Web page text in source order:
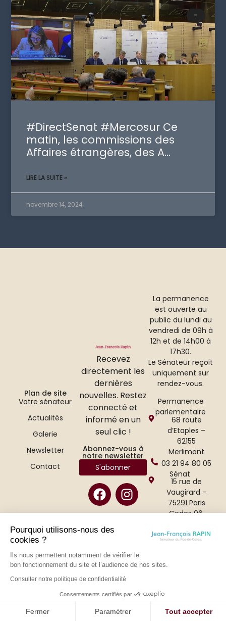
Pourquoi utilisons-nous des
cookies ?
Ils nous permettent notamment de vérifier le
bon fonctionnement du site et l’audience de nos sites.
Consulter notre politique de confidentialité
Consentements certifiés par
Fermer Paramétrer Tout accepter
-
#DirectSenat #Mercosur Ce
matin, les commissions des
Affaires étrangères, des A…
LIRE LA SUITE »
novembre 14, 2024
Recevez
directement les
dernières
nouvelles. Restez
connecté et
informé en un
seul clic !
Abonnez-vous à
notre newsletter
S'abonner
La permanence
est ouverte au
public du lundi au
vendredi de 09h à
12h et de 14h00 à
17h30.
Le Sénateur reçoit
uniquement sur
rendez-vous.
Permanence
parlementaire
68 route
d’Etaples –
62155
Merlimont
03 21 94 80 05
Sénat
15 rue de
Vaugirard –
75291 Paris
Cedex 06.
Plan de site
Votre sénateur
Actualités
Galerie
Newsletter
Contact
Politique de confidentialité Mentions légales – Conçu par CONCILIUM